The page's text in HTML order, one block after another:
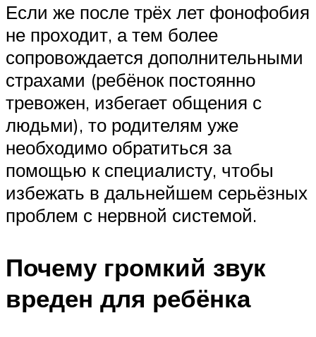
Если же после трёх лет фонофобия
не проходит, а тем более
сопровождается дополнительными
страхами (ребёнок постоянно
тревожен, избегает общения с
людьми), то родителям уже
необходимо обратиться за
помощью к специалисту, чтобы
избежать в дальнейшем серьёзных
проблем с нервной системой.
Почему громкий звук
вреден для ребёнка